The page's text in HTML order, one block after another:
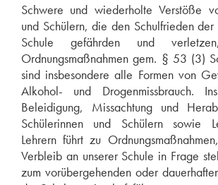
Schwere und wiederholte Verstöße
und Schülern, die den Schulfrieden der
Schule gefährden und
Ordnungsmaßnahmen gem. § 53 (3)
sind insbesondere alle Formen von
Alkohol- und Drogenmissbrauch.
Beleidigung, Missachtung und
Schülerinnen und Schülern sowie
Lehrern führt zu
Verbleib an unserer Schule in Frage
zum vorübergehenden oder